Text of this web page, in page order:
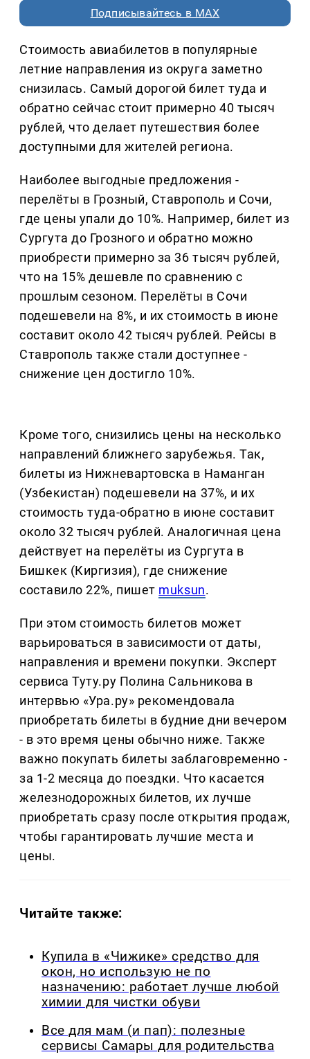
Подписывайтесь в MAX
Стоимость авиабилетов в популярные
летние направления из округа заметно
снизилась. Самый дорогой билет туда и
обратно сейчас стоит примерно 40 тысяч
рублей, что делает путешествия более
доступными для жителей региона.
Наиболее выгодные предложения -
перелёты в Грозный, Ставрополь и Сочи,
где цены упали до 10%. Например, билет из
Сургута до Грозного и обратно можно
приобрести примерно за 36 тысяч рублей,
что на 15% дешевле по сравнению с
прошлым сезоном. Перелёты в Сочи
подешевели на 8%, и их стоимость в июне
составит около 42 тысяч рублей. Рейсы в
Ставрополь также стали доступнее -
снижение цен достигло 10%.
Кроме того, снизились цены на несколько
направлений ближнего зарубежья. Так,
билеты из Нижневартовска в Наманган
(Узбекистан) подешевели на 37%, и их
стоимость туда-обратно в июне составит
около 32 тысяч рублей. Аналогичная цена
действует на перелёты из Сургута в
Бишкек (Киргизия), где снижение
составило 22%, пишет muksun.
При этом стоимость билетов может
варьироваться в зависимости от даты,
направления и времени покупки. Эксперт
сервиса Туту.ру Полина Сальникова в
интервью «Ура.ру» рекомендовала
приобретать билеты в будние дни вечером
- в это время цены обычно ниже. Также
важно покупать билеты заблаговременно -
за 1-2 месяца до поездки. Что касается
железнодорожных билетов, их лучше
приобретать сразу после открытия продаж,
чтобы гарантировать лучшие места и
цены.
Читайте также:
Купила в «Чижике» средство для
окон, но использую не по
назначению: работает лучше любой
химии для чистки обуви
Все для мам (и пап): полезные
сервисы Самары для родительства